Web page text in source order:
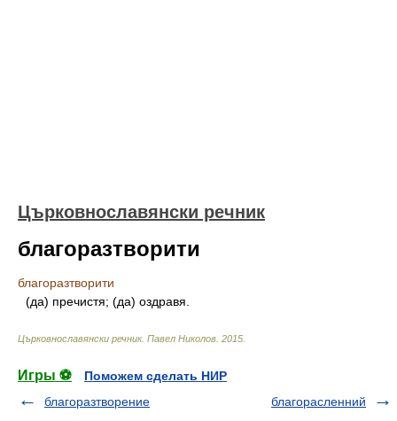
Църковнославянски речник
благоразтворити
благоразтворити
(да) пречистя; (да) оздравя.
Църковнославянски речник. Павел Николов 2015
Игры ⚽
Поможем сделать НИР
благоразтворение
благорасленний